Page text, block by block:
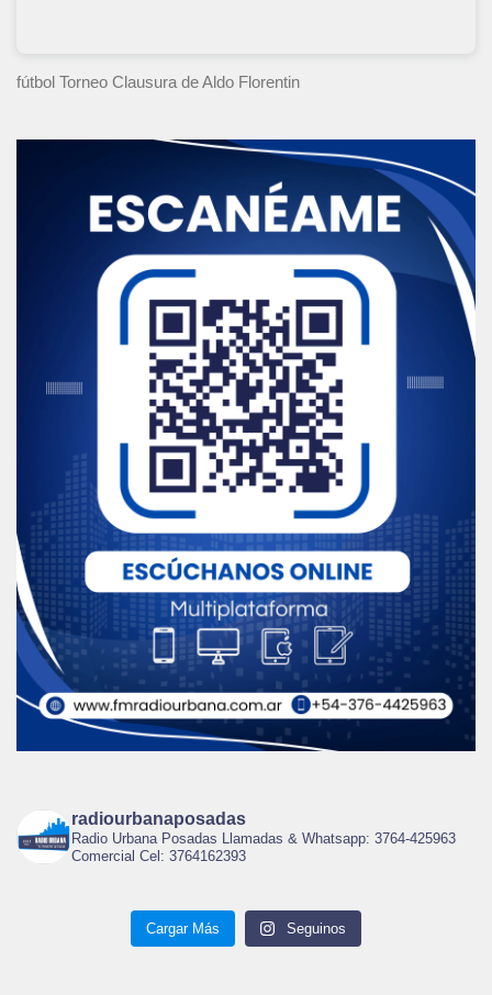
fútbol Torneo Clausura de Aldo Florentin
radiourbanaposadas
Radio Urbana Posadas Llamadas & Whatsapp: 3764-425963
Comercial Cel: 3764162393
Cargar Más Seguinos